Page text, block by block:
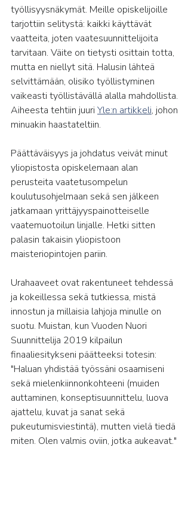
työllisyysnäkymät. Meille opiskelijoille
tarjottiin selitystä: kaikki käyttävät
vaatteita, joten vaatesuunnittelijoita
tarvitaan. Väite on tietysti osittain totta,
mutta en niellyt sitä. Halusin lähteä
selvittämään, olisiko työllistyminen
vaikeasti työllistävällä alalla mahdollista.
Aiheesta tehtiin juuri Yle:n artikkeli, johon
minuakin haastateltiin.
Päättäväisyys ja johdatus veivät minut
yliopistosta opiskelemaan alan
perusteita vaatetusompelun
koulutusohjelmaan sekä sen jälkeen
jatkamaan yrittäjyyspainotteiselle
vaatemuotoilun linjalle. Hetki sitten
palasin takaisin yliopistoon
maisteriopintojen pariin.
Urahaaveet ovat rakentuneet tehdessä
ja kokeillessa sekä tutkiessa, mistä
innostun ja millaisia lahjoja minulle on
suotu. Muistan, kun Vuoden Nuori
Suunnittelija 2019 kilpailun
finaaliesitykseni päätteeksi totesin:
"Haluan yhdistää työssäni osaamiseni
sekä mielenkiinnonkohteeni (muiden
auttaminen, konseptisuunnittelu, luova
ajattelu, kuvat ja sanat sekä
pukeutumisviestintä), mutten vielä tiedä
miten. Olen valmis oviin, jotka aukeavat."